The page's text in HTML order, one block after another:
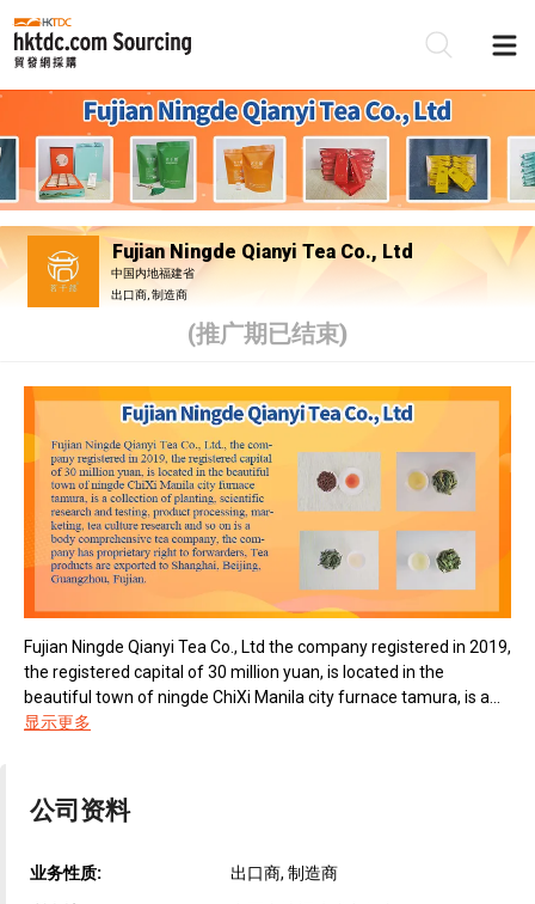
Fujian Ningde Qianyi Tea Co., Ltd
中国内地福建省
出口商, 制造商
(推广期已结束)
Fujian Ningde Qianyi Tea Co., Ltd the company registered in 2019,
the registered capital of 30 million yuan, is located in the
beautiful town of ningde ChiXi Manila city furnace tamura, is a...
显示更多
公司资料
业务性质: 出口商, 制造商